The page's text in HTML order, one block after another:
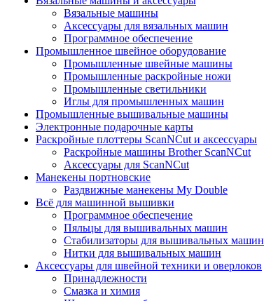
Вязальные машины
Аксессуары для вязальных машин
Программное обеспечение
Промышленное швейное оборудование
Промышленные швейные машины
Промышленные раскройные ножи
Промышленные светильники
Иглы для промышленных машин
Промышленные вышивальные машины
Электронные подарочные карты
Раскройные плоттеры ScanNCut и аксессуары
Раскройные машины Brother ScanNCut
Аксессуары для ScanNCut
Манекены портновские
Раздвижные манекены My Double
Всё для машинной вышивки
Программное обеспечение
Пяльцы для вышивальных машин
Стабилизаторы для вышивальных машин
Нитки для вышивальных машин
Аксессуары для швейной техники и оверлоков
Принадлежности
Смазка и химия